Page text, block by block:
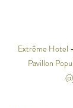
Extrême Hotel
Pavillon